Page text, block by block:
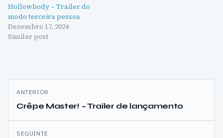
Hollowbody – Trailer do
modo terceira pessoa
Dezembro 17, 2024
Similar post
Navegação
de
artigos
ANTERIOR
Crêpe Master! – Trailer de lançamento
SEGUINTE